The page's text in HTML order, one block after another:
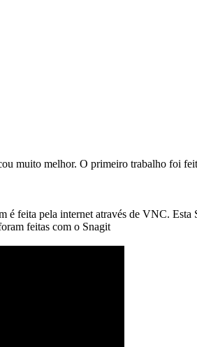
muito melhor. O primeiro trabalho foi
feita pela internet através de VNC. Esta
feitas com o Snagit